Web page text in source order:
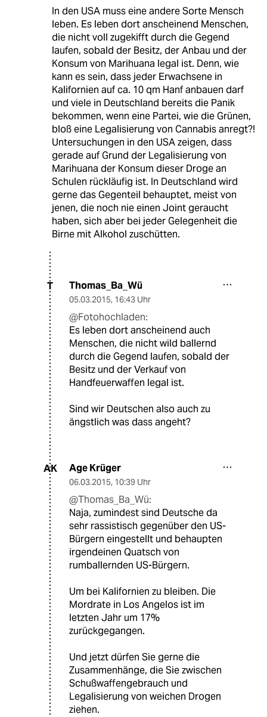
In den USA muss eine andere Sorte Mensch
leben. Es leben dort anscheinend Menschen,
die nicht voll zugekifft durch die Gegend
laufen, sobald der Besitz, der Anbau und der
Konsum von Marihuana legal ist. Denn, wie
kann es sein, dass jeder Erwachsene in
Kalifornien auf ca. 10 qm Hanf anbauen darf
und viele in Deutschland bereits die Panik
bekommen, wenn eine Partei, wie die Grünen,
bloß eine Legalisierung von Cannabis anregt?!
Untersuchungen in den USA zeigen, dass
gerade auf Grund der Legalisierung von
Marihuana der Konsum dieser Droge an
Schulen rückläufig ist. In Deutschland wird
gerne das Gegenteil behauptet, meist von
jenen, die noch nie einen Joint geraucht
haben, sich aber bei jeder Gelegenheit die
Birne mit Alkohol zuschütten.
T Thomas_Ba_Wü
05.03.2015, 16:43 Uhr
@Fotohochladen:
Es leben dort anscheinend auch
Menschen, die nicht wild ballernd
durch die Gegend laufen, sobald der
Besitz und der Verkauf von
Handfeuerwaffen legal ist.
Sind wir Deutschen also auch zu
ängstlich was dass angeht?
AK Age Krüger
06.03.2015, 10:39 Uhr
@Thomas_Ba_Wü:
Naja, zumindest sind Deutsche da
sehr rassistisch gegenüber den US-
Bürgern eingestellt und behaupten
irgendeinen Quatsch von
rumballernden US-Bürgern.
Um bei Kalifornien zu bleiben. Die
Mordrate in Los Angelos ist im
letzten Jahr um 17%
zurückgegangen.
Und jetzt dürfen Sie gerne die
Zusammenhänge, die Sie zwischen
Schußwaffengebrauch und
Legalisierung von weichen Drogen
ziehen.